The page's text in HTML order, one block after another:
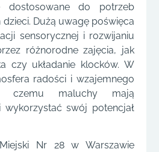
dostosowane do potrzeb
dzieci. Dużą uwagę poświęca
sensorycznej i rozwijaniu
różnorodne zajęcia, jak
czy układanie klocków. W
radości i wzajemnego
czemu maluchy mają
wykorzystać swój potencjał
Nr 28 w Warszawie